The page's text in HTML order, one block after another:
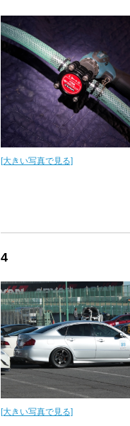
[大きい写真で見る]
4
[大きい写真で見る]